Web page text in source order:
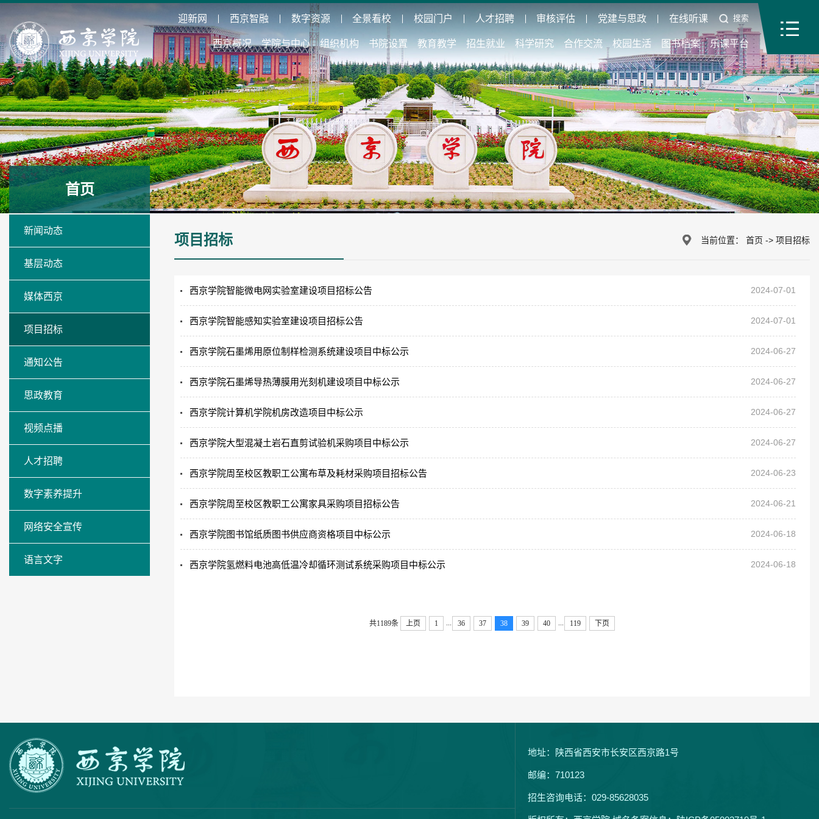
迎新网 西京智融 数字资源 全景看校 校园门户 人才招聘 审核评估 党建与思政 在线听课 搜索
西京概况 学院与中心 组织机构 书院设置 教育教学 招生就业 科学研究 合作交流 校园生活 图书档案 乐课平台
首页
新闻动态
基层动态
媒体西京
项目招标
通知公告
思政教育
视频点播
人才招聘
数字素养提升
网络安全宣传
语言文字
项目招标 当前位置： 首页 -> 项目招标
西京学院智能微电网实验室建设项目招标公告 2024-07-01
西京学院智能感知实验室建设项目招标公告 2024-07-01
西京学院石墨烯用原位制样检测系统建设项目中标公示 2024-06-27
西京学院石墨烯导热薄膜用光刻机建设项目中标公示 2024-06-27
西京学院计算机学院机房改造项目中标公示 2024-06-27
西京学院大型混凝土岩石直剪试验机采购项目中标公示 2024-06-27
西京学院周至校区教职工公寓布草及耗材采购项目招标公告 2024-06-23
西京学院周至校区教职工公寓家具采购项目招标公告 2024-06-21
西京学院图书馆纸质图书供应商资格项目中标公示 2024-06-18
西京学院氢燃料电池高低温冷却循环测试系统采购项目中标公示 2024-06-18
共1189条 上页 1 36 37 38 39 40 119 下页
地址：陕西省西安市长安区西京路1号
邮编：710123
招生咨询电话：029-85628035